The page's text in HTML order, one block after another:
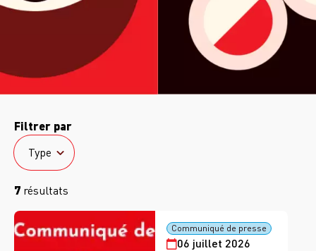
Filtrer par
Type
Type
7 résultats
06 juillet 2026
Communiqué de presse